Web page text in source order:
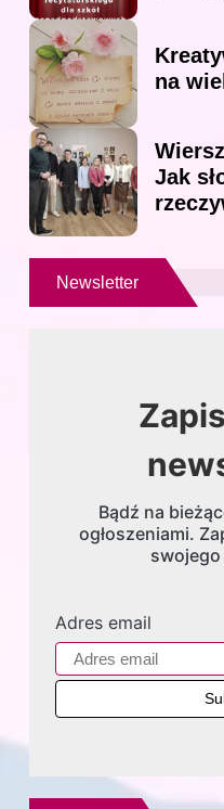
na
Jak
Newsletter
Bądź na
ogłoszeniami.
swojego
Adres email